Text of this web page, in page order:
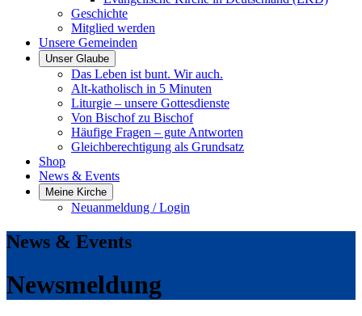
Geschichte
Mitglied werden
Unsere Gemeinden
Unser Glaube
Das Leben ist bunt. Wir auch.
Alt-katholisch in 5 Minuten
Liturgie – unsere Gottesdienste
Von Bischof zu Bischof
Häufige Fragen – gute Antworten
Gleichberechtigung als Grundsatz
Shop
News & Events
Meine Kirche
Neuanmeldung / Login
News & Events
Newsmeldung